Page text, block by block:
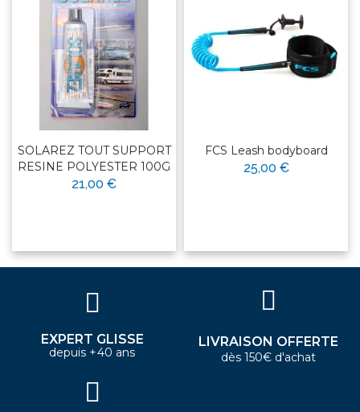
SOLAREZ TOUT SUPPORT
RESINE POLYESTER 100G
21,00 €
FCS Leash bodyboard
25,00 €
EXPERT GLISSE
depuis +40 ans
LIVRAISON OFFERTE
dès 150€ d'achat